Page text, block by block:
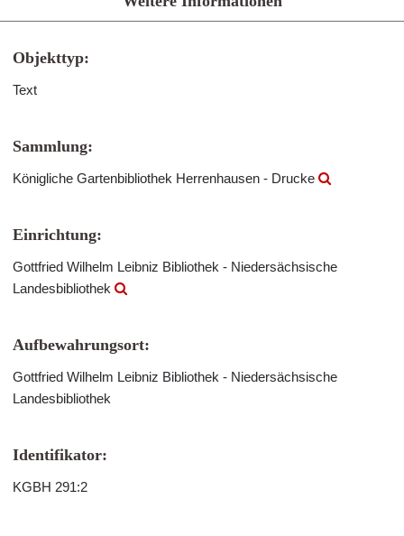
Objekttyp:
Text
Sammlung:
Königliche Gartenbibliothek Herrenhausen - Drucke
Einrichtung:
Gottfried Wilhelm Leibniz Bibliothek - Niedersächsische
Landesbibliothek
Aufbewahrungsort:
Gottfried Wilhelm Leibniz Bibliothek - Niedersächsische
Landesbibliothek
Identifikator:
KGBH 291:2